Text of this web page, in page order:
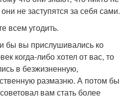
не заступятся за себя сами.
всем угодить.
бы вы прислушивались ко
когда-либо хотел от вас, то
в безжизненную,
размазню. А потом бы
вам стать более